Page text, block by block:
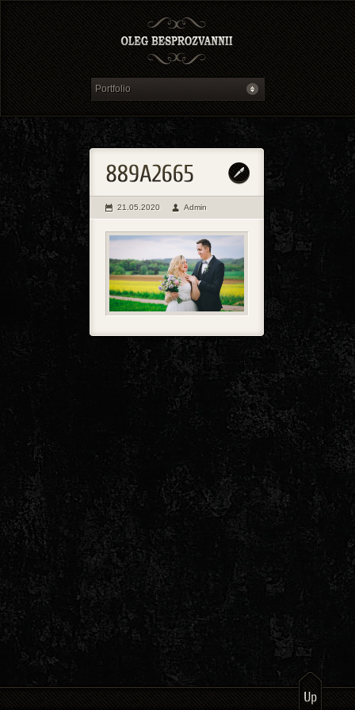
21.05.2020 Admin